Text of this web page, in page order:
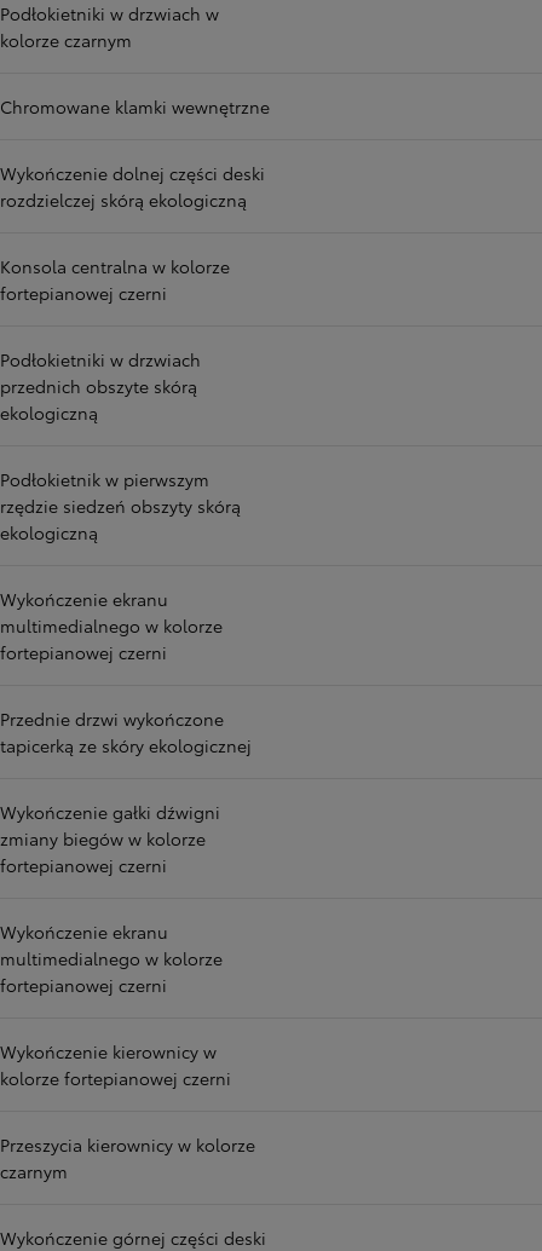
Podłokietniki w drzwiach w
kolorze czarnym
Chromowane klamki wewnętrzne
Wykończenie dolnej części deski
rozdzielczej skórą ekologiczną
Konsola centralna w kolorze
fortepianowej czerni
Podłokietniki w drzwiach
przednich obszyte skórą
ekologiczną
Podłokietnik w pierwszym
rzędzie siedzeń obszyty skórą
ekologiczną
Wykończenie ekranu
multimedialnego w kolorze
fortepianowej czerni
Przednie drzwi wykończone
tapicerką ze skóry ekologicznej
Wykończenie gałki dźwigni
zmiany biegów w kolorze
fortepianowej czerni
Wykończenie ekranu
multimedialnego w kolorze
fortepianowej czerni
Wykończenie kierownicy w
kolorze fortepianowej czerni
Przeszycia kierownicy w kolorze
czarnym
Wykończenie górnej części deski